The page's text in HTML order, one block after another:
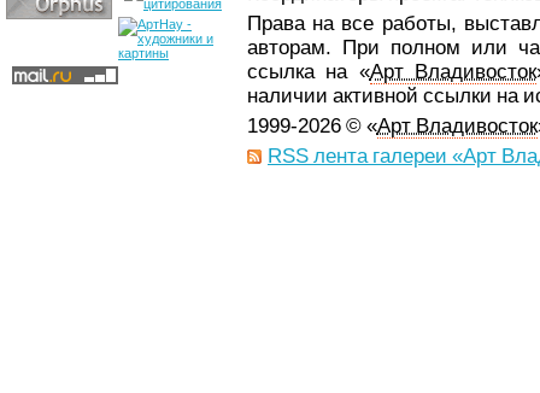
Права на все работы,
авторам. При полном или
ссылка на «Арт Владивосток
наличии активной ссылки на
1999-2026 © «Арт Владивосток
RSS лента галереи «Арт